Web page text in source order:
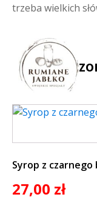
trzeba wielkich
Syrop z czarnego
27,00 zł